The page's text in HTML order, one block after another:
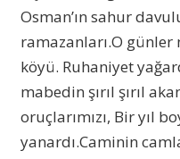
Osman’ın sahur
ramazanları.O
köyü. Ruhaniyet
mabedin şırıl şırıl
oruçlarımızı, Bir yıl
yanardı.Caminin